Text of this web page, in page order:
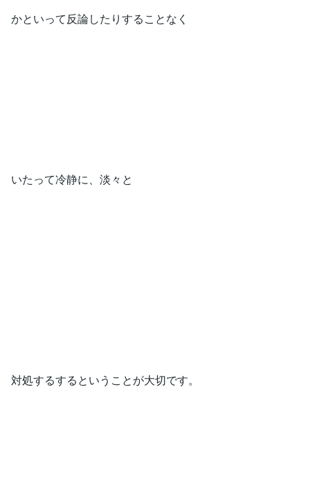
かといって反論したりすることなく
いたって冷静に、淡々と
対処するするということが大切です。